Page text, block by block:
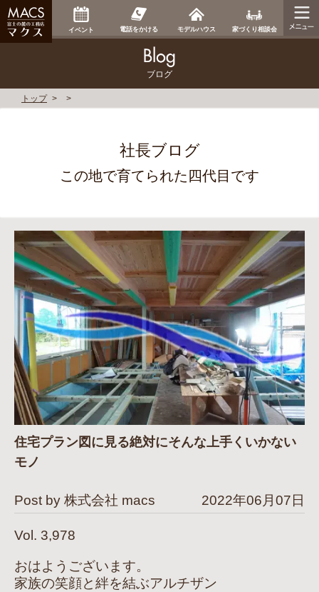
イベント 電話をかける モデルハウス 家づくり相談会
ブログ
トップ
社長ブログ
この地で育てられた四代目です
住宅プラン図に見る絶対にそんな上手くいかない
モノ
Post by 株式会社 macs 2022年06月07日
Vol. 3,978
おはようございます。
家族の笑顔と絆を結ぶアルチザン